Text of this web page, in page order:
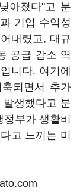
아졌다"고 분
기업 수익성
내렸고, 대규
공급 감소 역
니다. 여기에
되면서 추가
생했다고 분
부가 생활비
고 느끼는 미